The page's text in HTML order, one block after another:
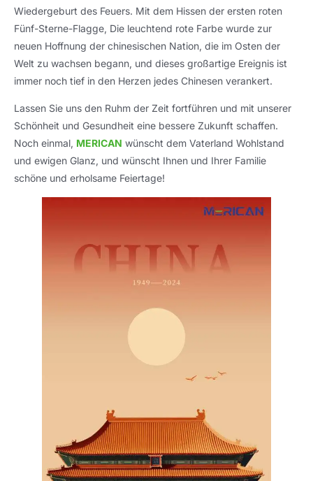
Wiedergeburt des Feuers. Mit dem Hissen der ersten roten
Fünf-Sterne-Flagge, Die leuchtend rote Farbe wurde zur
neuen Hoffnung der chinesischen Nation, die im Osten der
Welt zu wachsen begann, und dieses großartige Ereignis ist
immer noch tief in den Herzen jedes Chinesen verankert.
Lassen Sie uns den Ruhm der Zeit fortführen und mit unserer
Schönheit und Gesundheit eine bessere Zukunft schaffen.
Noch einmal, MERICAN wünscht dem Vaterland Wohlstand
und ewigen Glanz, und wünscht Ihnen und Ihrer Familie
schöne und erholsame Feiertage!